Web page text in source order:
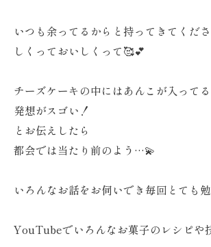
いつも余ってるからと持ってきてくだ
しくっておいしくって🥰💕
チーズケーキの中にはあんこが入ってる
発想がスゴい！
とお伝えしたら
都会では当たり前のよう…💫
いろんなお話をお伺いでき毎回とても勉
YouTubeでいろんなお菓子のレシピや